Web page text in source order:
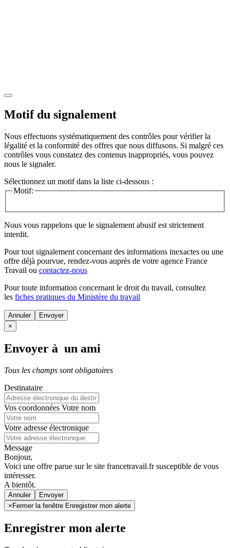
Motif du signalement
Nous effectuons systématiquement des contrôles pour vérifier la
légalité et la conformité des offres que nous diffusons. Si malgré ces
contrôles vous constatez des contenus inappropriés, vous pouvez
nous le signaler.
Sélectionnez un motif dans la liste ci-dessous :
Motif:
Nous vous rappelons que le signalement abusif est strictement
interdit.
Pour tout signalement concernant des informations inexactes ou une
offre déjà pourvue, rendez-vous auprès de votre agence France
Travail ou contactez-nous
Pour toute information concernant le droit du travail, consultez
les fiches pratiques du Ministère du travail
Annuler
×
Envoyer à un ami
Tous les champs sont obligatoires
Destinataire
Vos coordonnées Votre nom
Votre adresse électronique
Message
Bonjour,
Voici une offre parue sur le site francetravail.fr susceptible de vous
intéresser.
A bientôt.
Annuler
× Fermer la fenêtre Enregistrer mon alerte
Enregistrer mon alerte